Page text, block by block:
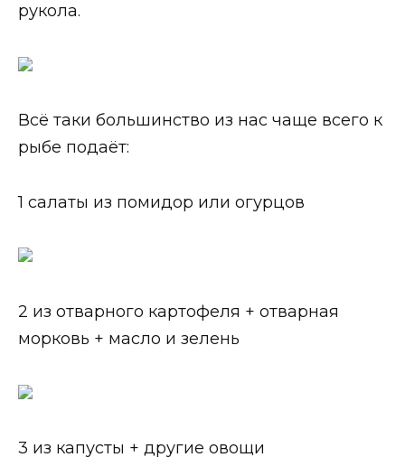
рукола.
Всё таки большинство из нас чаще всего к
рыбе подаёт:
1 салаты из помидор или огурцов
2 из отварного картофеля + отварная
морковь + масло и зелень
3 из капусты + другие овощи